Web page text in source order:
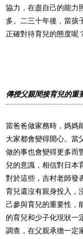
協力，在盡自己的能力
多。二三十年後，當孩
正確對待育兒的態度呢
傳授父親間接育兒的重
當爸爸做家務時，媽媽
大家都會變得開心。當
做的事也會變得更多而
兒的意識，相信對日本
對於這些，吉村老師發
育兒還沒有親身投入，
己參與育兒的重要性，
的育兒和少子化現狀一
調查，在父親承擔一定